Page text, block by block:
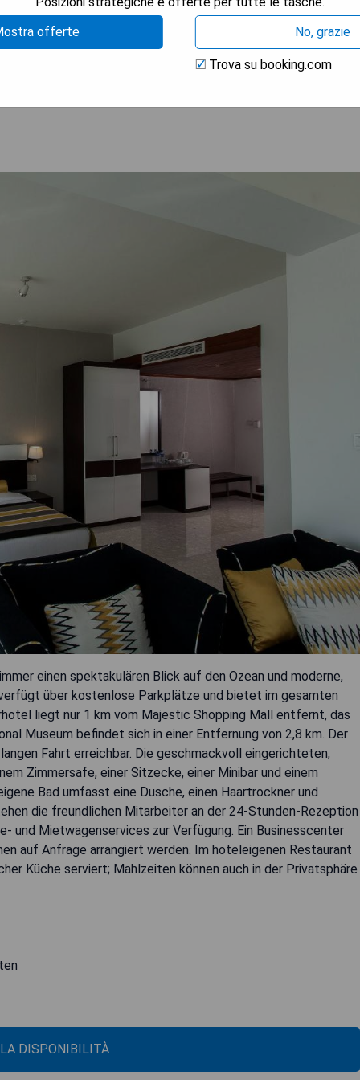
einen spektakulären Blick auf den Ozean und moderne,
über kostenlose Parkplätze und bietet im gesamten
liegt nur 1 km vom Majestic Shopping Mall entfernt, das
Museum befindet sich in einer Entfernung von 2,8 km. Der
Fahrt erreichbar. Die geschmackvoll eingerichteten,
Zimmersafe, einer Sitzecke, einer Minibar und einem
Bad umfasst eine Dusche, einen Haartrockner und
die freundlichen Mitarbeiter an der 24-Stunden-Rezeption
und Mietwagenservices zur Verfügung. Ein Businesscenter
auf Anfrage arrangiert werden. Im hoteleigenen Restaurant
Küche serviert; Mahlzeiten können auch in der Privatsphäre
DISPONIBILITÀ
offerte
No, grazie
Trova su booking.com